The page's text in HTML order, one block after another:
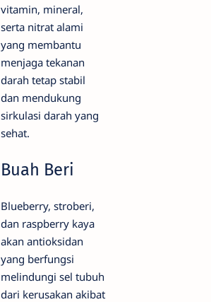
vitamin, mineral,
serta nitrat alami
yang membantu
menjaga tekanan
darah tetap stabil
dan mendukung
sirkulasi darah yang
sehat.
Buah Beri
Blueberry, stroberi,
dan raspberry kaya
akan antioksidan
yang berfungsi
melindungi sel tubuh
dari kerusakan akibat